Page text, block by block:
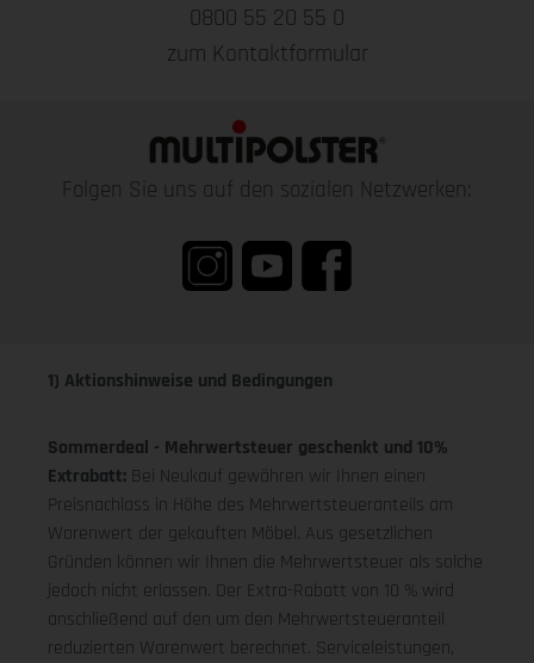
0800 55 20 55 0
zum Kontaktformular
Folgen Sie uns auf den sozialen Netzwerken:
1) Aktionshinweise und Bedingungen
Sommerdeal - Mehrwertsteuer geschenkt und 10%
Extrabatt: Bei Neukauf gewähren wir Ihnen einen
Preisnachlass in Höhe des Mehrwertsteueranteils am
Warenwert der gekauften Möbel. Aus gesetzlichen
Gründen können wir Ihnen die Mehrwertsteuer als solche
jedoch nicht erlassen. Der Extra-Rabatt von 10 % wird
anschließend auf den um den Mehrwertsteueranteil
reduzierten Warenwert berechnet. Serviceleistungen,